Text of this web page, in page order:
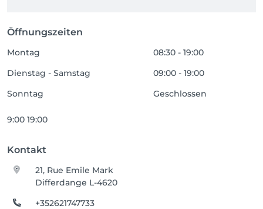
Öffnungszeiten
Montag
08:30 - 19:00
Dienstag - Samstag
09:00 - 19:00
Sonntag
Geschlossen
9:00 19:00
Kontakt
21, Rue Emile Mark
Differdange L-4620
+352621747733